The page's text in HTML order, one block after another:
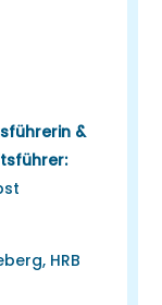
&
HRB